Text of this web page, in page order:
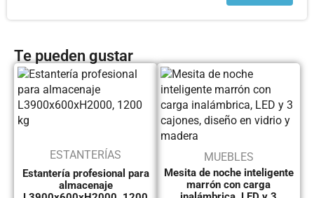
Te pueden gustar
ESTANTERÍAS
Estantería profesional para
almacenaje
MUEBLES
Mesita de noche inteligente
marrón con carga